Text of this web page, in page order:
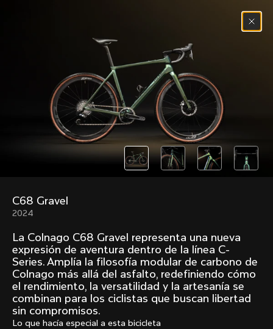
(0)
Past models that made history.
Overview over every bike produced by Colnago in
chronological order.
Freccia
1954
Mexico
1972
Mexico Oro
1979
Mexico TT
1980
Master
1983
Arabesque
1983
1983
C68 Gravel
2024
La Colnago C68 Gravel representa una nueva
expresión de aventura dentro de la línea C-
Series. Amplía la filosofía modular de carbono de
Colnago más allá del asfalto, redefiniendo cómo
el rendimiento, la versatilidad y la artesanía se
combinan para los ciclistas que buscan libertad
sin compromisos.
Lo que hacía especial a esta bicicleta